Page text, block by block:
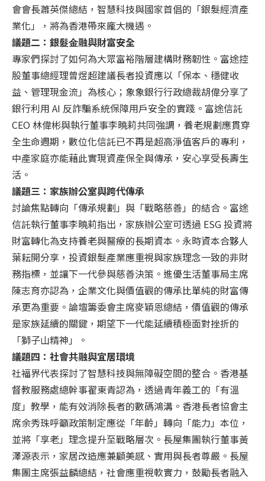
會會長蕭英傑總結，智慧科技與國家首倡的「銀髮經濟產
業化」，將為香港帶來龐大機遇。
議題二：銀髮⾦融與財富安全
專家們探討了如何為大眾富裕階層建構財務韌性。富途控
股董事總經理曾煜超建議長者投資應以「保本、穩健收
益、管理現金流」為核心；象象銀行行政總裁胡偉分享了
銀行利用 AI 反詐騙系統保障用戶安全的實踐。富途信託
CEO 林偉彬與執行董事李曉莉共同強調，養老規劃應貫穿
全生命週期，數位化信託已不再是超高淨值客戶的專利，
中產家庭亦能藉此實現資產保全與傳承，安心享受長壽生
活。
議題三：家族辦公室與跨代傳承
討論焦點轉向「傳承規劃」與「戰略慈善」的結合。富途
信託執行董事李曉莉指出，家族辦公室可透過 ESG 投資將
財富轉化為支持養老與醫療的長期資本。永時資本合夥人
葉耘開分享，投資銀髮產業應重視與家族理念一致的非財
務指標，並讓下一代參與慈善決策。進優生活董事局主席
陳志育亦認為，企業文化與價值觀的傳承比單純的財富傳
承更為重要。論壇籌委會主席麥穎恩總結，價值觀的傳承
是家族延續的關鍵，期望下一代能延續積極面對挫折的
「獅子山精神」。
議題四：社會共融與宜居環境
社福界代表探討了智慧科技與無障礙空間的整合。香港基
督教服務處總幹事翟東青認為，透過青年義工的「有溫
度」教學，能有效消除長者的數碼鴻溝。香港長者協會主
席余秀珠呼籲政策制定應從「年齡」轉向「能力」本位，
並將「享老」理念提升至戰略層次。長屋集團執行董事黃
澤源表示，家居改造應兼顧美感、實用與長者尊嚴。長屋
集團主席張益麟總結，社會應重視軟實力，鼓勵長者融入